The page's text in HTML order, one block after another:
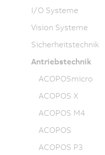
I/O Systeme
Vision Systeme
Sicherheitstechnik
Antriebstechnik
ACOPOSmicro
ACOPOS X
ACOPOS M4
ACOPOS
ACOPOS P3